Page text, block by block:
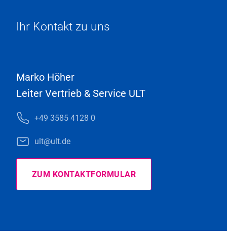
Ihr Kontakt zu uns
Marko Höher
Leiter Vertrieb & Service ULT
+49 3585 4128 0
ult@ult.de
ZUM KONTAKTFORMULAR